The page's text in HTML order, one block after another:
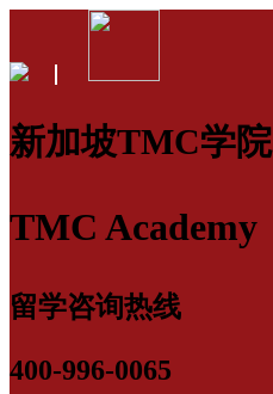
新加坡TMC学院
TMC Academy
留学咨询热线
400-996-0065